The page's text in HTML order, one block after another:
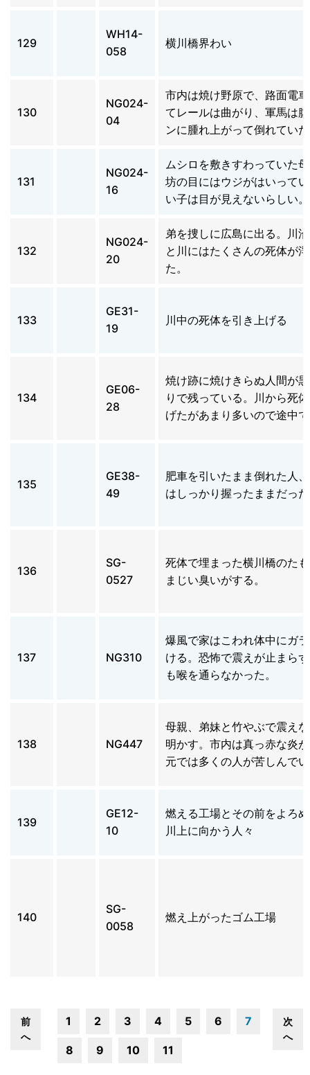
129
WH14-
058
横川橋界わい
130
NG024-
04
市内は焼け野原で、路面電
てレールは曲がり、軍馬は
ンに腫れ上がって倒れてい
131
NG024-
16
ムシロを敷きすわっていた
坊の目にはウジがはいって
い子は目が見えないらしい。
132
NG024-
20
弟を捜しに広島に出る。川
と川にはたくさんの死体が
た。
133
GE31-
19
川中の死体を引き上げる
134
GE06-
28
焼け跡に焼けきらぬ人間が
りで残っている。川から死
げたがあまり多いので途中
135
GE38-
49
肥車を引いたまま倒れた人
はしっかり握ったままだっ
136
SG-
0527
死体で埋まった横川橋のた
まじい臭いがする。
137 NG310
爆風で家はこわれ体中にガ
ける。恐怖で震えが止まら
も喉を通らなかった。
138 NG447
母親、弟妹と竹やぶで震え
明かす。市内は真っ赤な炎
元では多くの人が苦しんで
139
GE12-
10
燃える工場とその前をよろ
川上に向かう人々
140
SG-
0058
燃え上がったゴム工場
前
へ
1 2 3 4 5 6 7
8 9 10 11
次
へ